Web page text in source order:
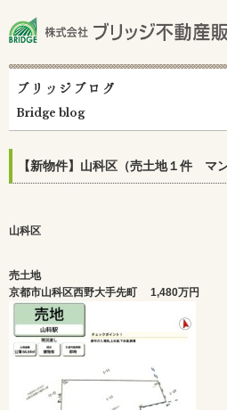
ブリッジブログ
Bridge blog
【新物件】山科区（売土地１件 マ
山科区
売土地
京都市山科区西野大手先町 1,480万円